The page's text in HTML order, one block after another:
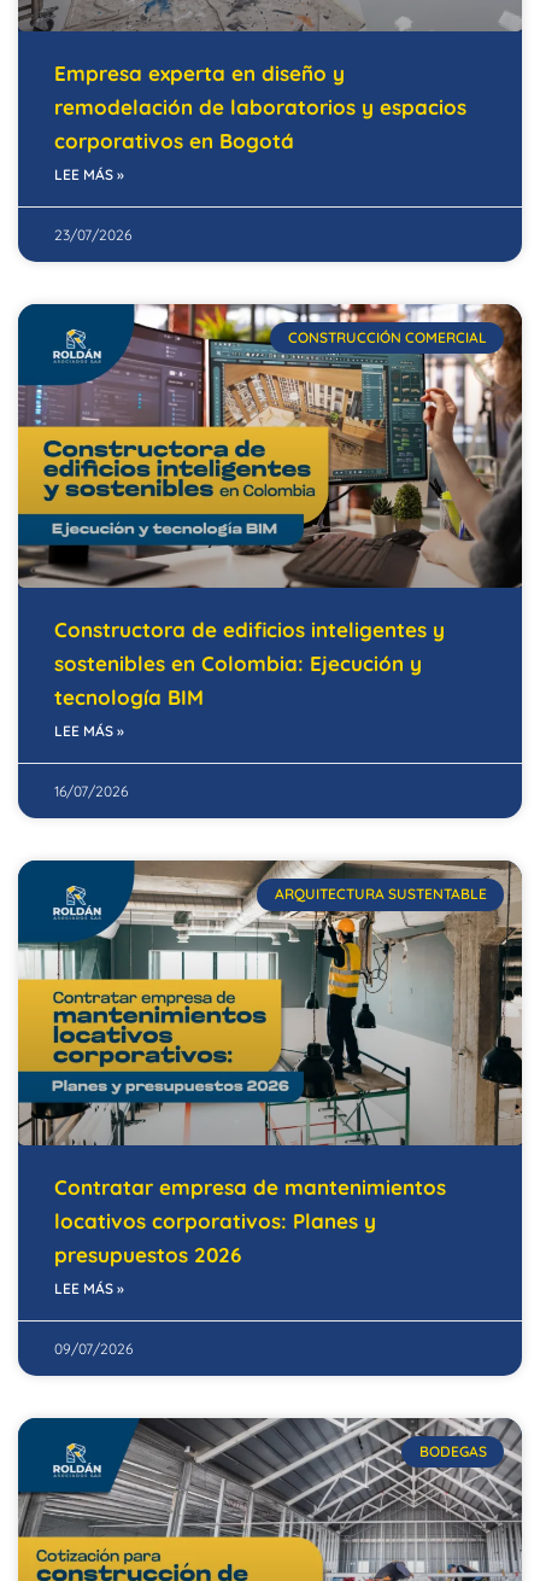
Empresa experta en diseño y
remodelación de laboratorios y espacios
corporativos en Bogotá
LEE MÁS »
23/07/2026
CONSTRUCCIÓN COMERCIAL
Constructora de edificios inteligentes y
sostenibles en Colombia: Ejecución y
tecnología BIM
LEE MÁS »
16/07/2026
ARQUITECTURA SUSTENTABLE
Contratar empresa de mantenimientos
locativos corporativos: Planes y
presupuestos 2026
LEE MÁS »
09/07/2026
BODEGAS